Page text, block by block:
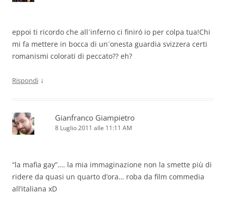
eppoi ti ricordo che all´inferno ci finiró io per colpa tua!Chi
mi fa mettere in bocca di un´onesta guardia svizzera certi
romanismi colorati di peccato?? eh?
Rispondi ↓
Gianfranco Giampietro
8 Luglio 2011 alle 11:11 AM
“la mafia gay”…. la mia immaginazione non la smette più di
ridere da quasi un quarto d’ora… roba da film commedia
all’italiana xD